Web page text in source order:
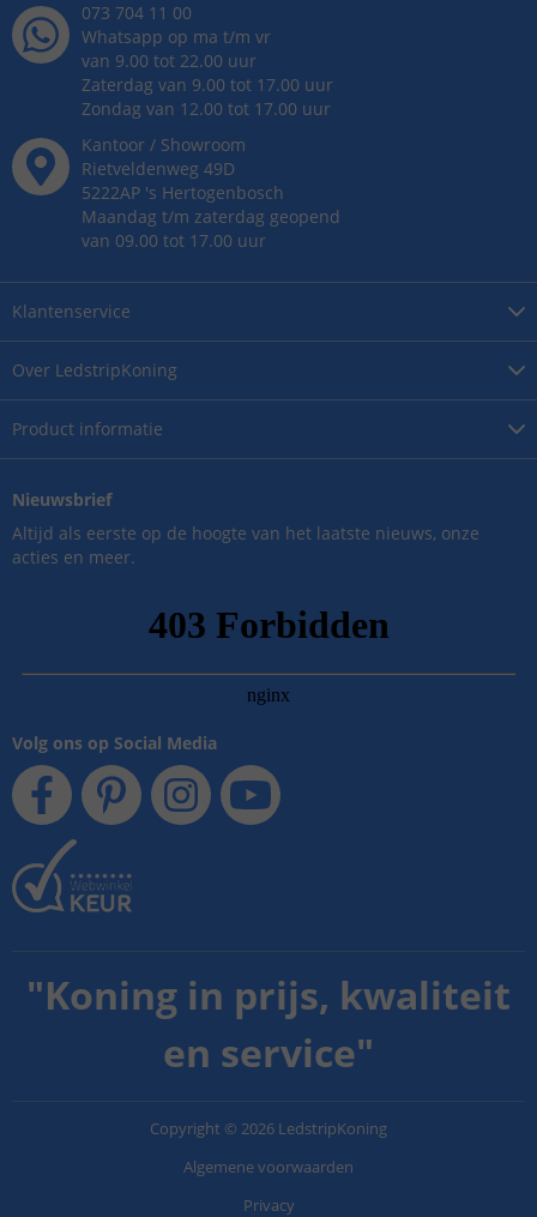
Over LedstripKoning
Product informatie
Klantenservice
073 704 11 00
Whatsapp op ma t/m vr
van 9.00 tot 22.00 uur
Zaterdag van 9.00 tot 17.00 uur
Zondag van 12.00 tot 17.00 uur
Kantoor / Showroom
Rietveldenweg 49D
5222AP 's Hertogenbosch
Maandag t/m zaterdag geopend
van 09.00 tot 17.00 uur
Nieuwsbrief
Altijd als eerste op de hoogte van het laatste nieuws, onze
acties en meer.
Volg ons op Social Media
"Koning in prijs, kwaliteit
en service"
Copyright © 2026 LedstripKoning
Algemene voorwaarden
Privacy